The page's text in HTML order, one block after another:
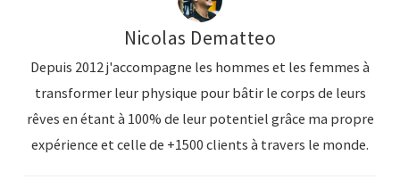
Nicolas Dematteo
Depuis 2012 j'accompagne les hommes et les femmes à
transformer leur physique pour bâtir le corps de leurs
rêves en étant à 100% de leur potentiel grâce ma propre
expérience et celle de +1500 clients à travers le monde.